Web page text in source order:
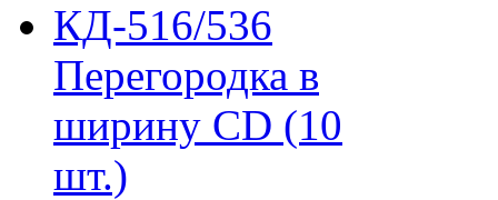
КД-516/536
Перегородка в
ширину CD (10
шт.)